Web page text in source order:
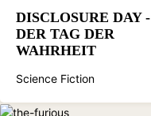
DISCLOSURE DAY -
DER TAG DER
WAHRHEIT
Science Fiction